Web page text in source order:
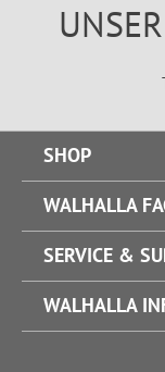
SHOP
WALHALLA
SERVICE &
WALHALLA